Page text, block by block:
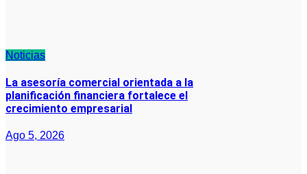
Noticias
La asesoría comercial orientada a la
planificación financiera fortalece el
crecimiento empresarial
Ago 5, 2026